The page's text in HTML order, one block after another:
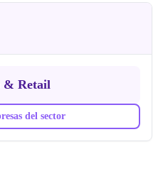
& Retail
del sector